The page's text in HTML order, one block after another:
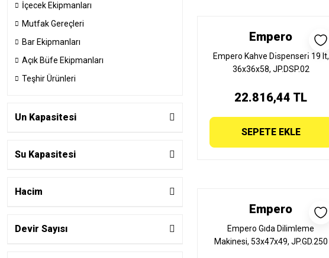
İçecek Ekipmanları
Mutfak Gereçleri
Bar Ekipmanları
Açık Büfe Ekipmanları
Teşhir Ürünleri
Un Kapasitesi
Su Kapasitesi
Hacim
Devir Sayısı
Empero
Empero Kahve Dı̇spenserı̇ 19 lt,
36x36x58, JP.DSP.02
22.816,44 TL
SEPETE EKLE
Empero
Empero Gıda Dilimleme
Makinesi, 53x47x49, JP.GD.250